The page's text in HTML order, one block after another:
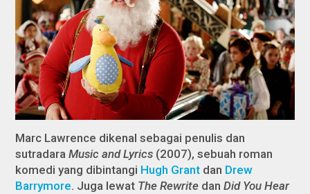
Marc Lawrence dikenal sebagai penulis dan
sutradaraMusic and Lyrics (2007), sebuah roman
komedi yang dibintangi Hugh Grant dan Drew
Barrymore. Juga lewat The Rewrite danDid You Hear